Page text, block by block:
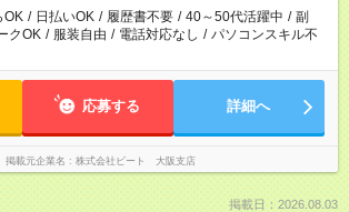
OK / 日払いOK / 履歴書不要 / 40～50代活躍中 / 副
クOK / 服装自由 / 電話対応なし / パソコンスキル不
応募する 詳細へ
掲載元企業名 株式会社ビート 大阪支店
掲載日：2026.08.03